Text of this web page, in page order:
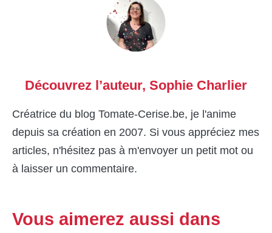
Découvrez l’auteur, Sophie Charlier
Créatrice du blog Tomate-Cerise.be, je l'anime
depuis sa création en 2007. Si vous appréciez mes
articles, n'hésitez pas à m'envoyer un petit mot ou
à laisser un commentaire.
Vous aimerez aussi dans